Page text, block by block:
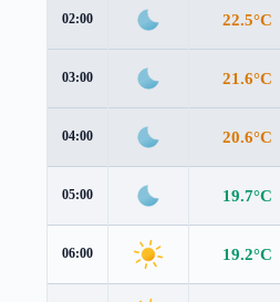
02:00 22.5°C
03:00 21.6°C
04:00 20.6°C
05:00 19.7°C
06:00 19.2°C